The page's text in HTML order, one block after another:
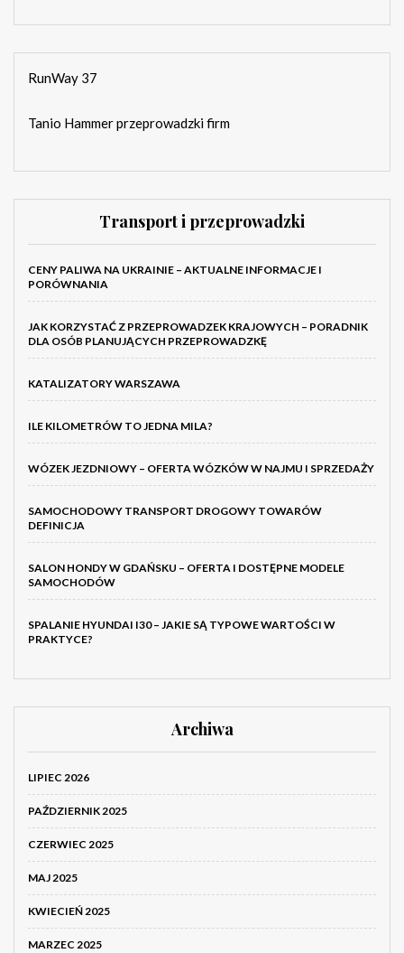
RunWay 37
Tanio Hammer przeprowadzki firm
Transport i przeprowadzki
CENY PALIWA NA UKRAINIE – AKTUALNE INFORMACJE I
PORÓWNANIA
JAK KORZYSTAĆ Z PRZEPROWADZEK KRAJOWYCH – PORADNIK
DLA OSÓB PLANUJĄCYCH PRZEPROWADZKĘ
KATALIZATORY WARSZAWA
ILE KILOMETRÓW TO JEDNA MILA?
WÓZEK JEZDNIOWY – OFERTA WÓZKÓW W NAJMU I SPRZEDAŻY
SAMOCHODOWY TRANSPORT DROGOWY TOWARÓW
DEFINICJA
SALON HONDY W GDAŃSKU – OFERTA I DOSTĘPNE MODELE
SAMOCHODÓW
SPALANIE HYUNDAI I30 – JAKIE SĄ TYPOWE WARTOŚCI W
PRAKTYCE?
Archiwa
LIPIEC 2026
PAŹDZIERNIK 2025
CZERWIEC 2025
MAJ 2025
KWIECIEŃ 2025
MARZEC 2025